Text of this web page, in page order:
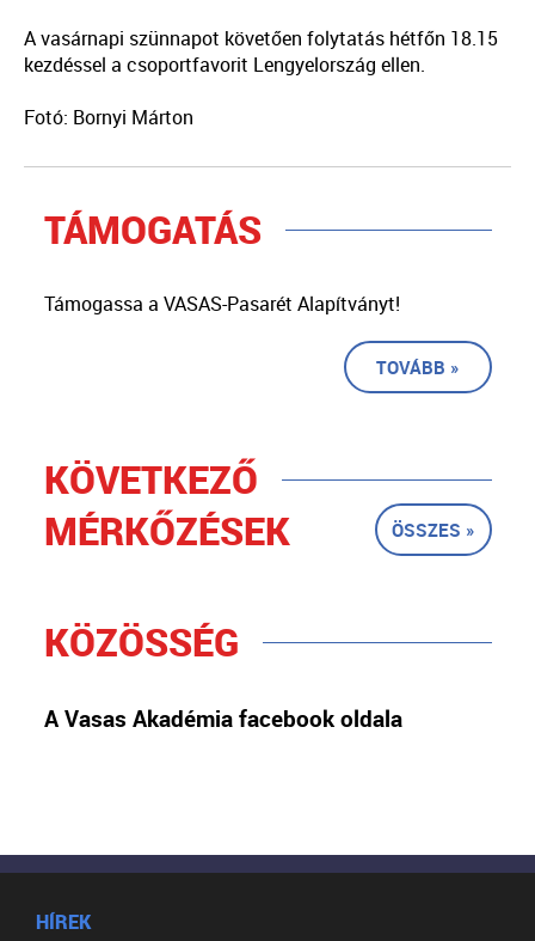
A vasárnapi szünnapot követően folytatás hétfőn 18.15
kezdéssel a csoportfavorit Lengyelország ellen.
Fotó: Bornyi Márton
TÁMOGATÁS
Támogassa a VASAS-Pasarét Alapítványt!
TOVÁBB »
KÖVETKEZŐ
MÉRKŐZÉSEK
ÖSSZES »
KÖZÖSSÉG
A Vasas Akadémia facebook oldala
HÍREK